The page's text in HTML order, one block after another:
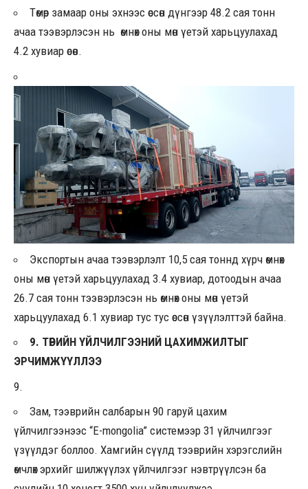
Төмөр замаар оны эхнээс өссөн дүнгээр 48.2 сая тонн
ачаа тээвэрлэсэн нь өмнөх оны мөн үетэй харьцуулахад
4.2 хувиар өсөв.
Экспортын ачаа тээвэрлэлт 10,5 сая тоннд хүрч өмнөх
оны мөн үетэй харьцуулахад 3.4 хувиар, дотоодын ачаа
26.7 сая тонн тээвэрлэсэн нь өмнөх оны мөн үетэй
харьцуулахад 6.1 хувиар тус тус өссөн үзүүлэлттэй байна.
9. ТӨРИЙН ҮЙЛЧИЛГЭЭНИЙ ЦАХИМЖИЛТЫГ
ЭРЧИМЖҮҮЛЛЭЭ
Зам, тээврийн салбарын 90 гаруй цахим
үйлчилгээнээс “E-mongolia” системээр 31 үйлчилгээг
үзүүлдэг боллоо. Хамгийн сүүлд тээврийн хэрэгслийн
өмчлөх эрхийг шилжүүлэх үйлчилгээг нэвтрүүлсэн ба